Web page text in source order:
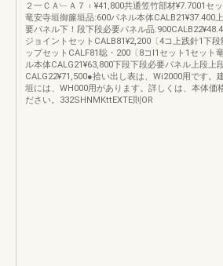
２一ＣＡ﹂Ａ７︲¥41,800共通笠竹部材¥7.7001セ
竜安寺垣御簾垣品:600パネル本体
要パネル下！段下段必要パネル品
ジョイントセットCALB81¥2,200〔4コ上践針1下段
ップセットCALF81聡・200〔8コl1セット1セット
ル本体CALG21¥63,800下段下段必要パネル上段上
CALG22¥71,500●拾い出し表は、Wi2000用です。
垣には、WH000用があります。詳しくは、本体価
ださい。332SHNMKttEXTE則OR